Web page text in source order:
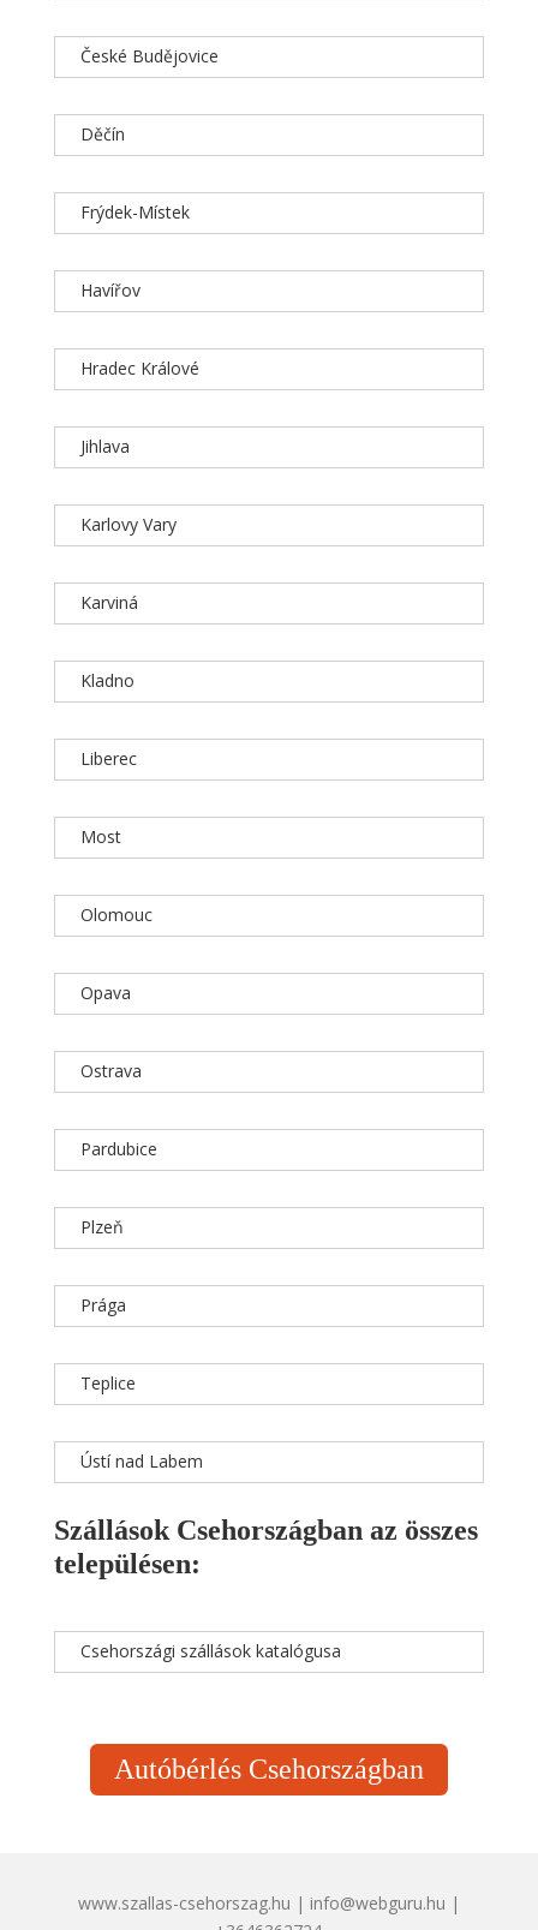
České Budějovice
Děčín
Frýdek-Místek
Havířov
Hradec Králové
Jihlava
Karlovy Vary
Karviná
Kladno
Liberec
Most
Olomouc
Opava
Ostrava
Pardubice
Plzeň
Prága
Teplice
Ústí nad Labem
Szállások Csehországban az összes
településen:
Csehországi szállások katalógusa
Autóbérlés Csehországban
www.szallas-csehorszag.hu | info@webguru.hu |